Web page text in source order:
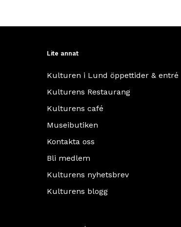
Lite annat
Kulturen i Lund öppettider & entré
Kulturens Restaurang
Kulturens café
Museibutiken
Kontakta oss
Bli medlem
Kulturens nyhetsbrev
Kulturens blogg